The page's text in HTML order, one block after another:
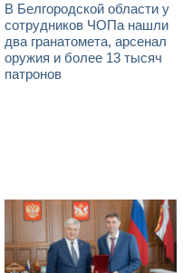
В Белгородской области у
сотрудников ЧОПа нашли
два гранатомета, арсенал
оружия и более 13 тысяч
патронов